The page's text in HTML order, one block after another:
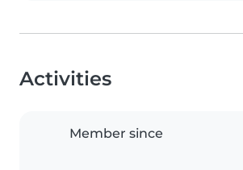
Activities
Member since